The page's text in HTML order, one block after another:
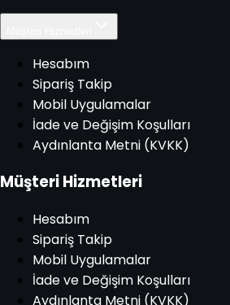
Hesabım
Sipariş Takip
Mobil Uygulamalar
İade ve Değişim Koşulları
Aydınlanta Metni (KVKK)
Müşteri Hizmetleri
Hesabım
Sipariş Takip
Mobil Uygulamalar
İade ve Değişim Koşulları
Aydınlanta Metni (KVKK)